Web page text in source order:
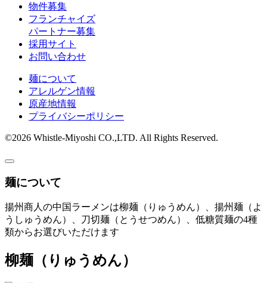
物件募集
フランチャイズ
パートナー募集
採用サイト
お問い合わせ
麺について
アレルゲン情報
原産地情報
プライバシーポリシー
©2026 Whistle-Miyoshi CO.,LTD. All Rights Reserved.
麺について
揚州商人の中国ラーメンは柳麺（りゅうめん）、揚州麺（よ
うしゅうめん）、刀切麺（とうせつめん）、低糖質麺の4種
類からお選びいただけます
柳麺 （りゅうめん）